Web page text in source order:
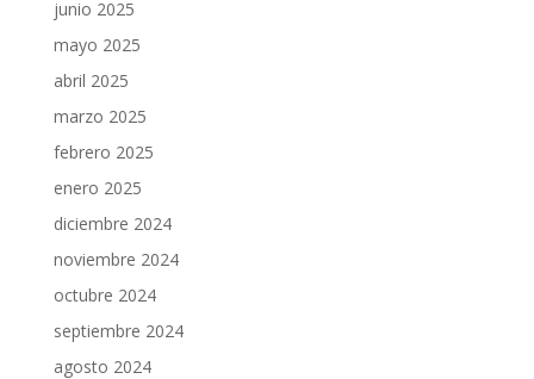
junio 2025
mayo 2025
abril 2025
marzo 2025
febrero 2025
enero 2025
diciembre 2024
noviembre 2024
octubre 2024
septiembre 2024
agosto 2024